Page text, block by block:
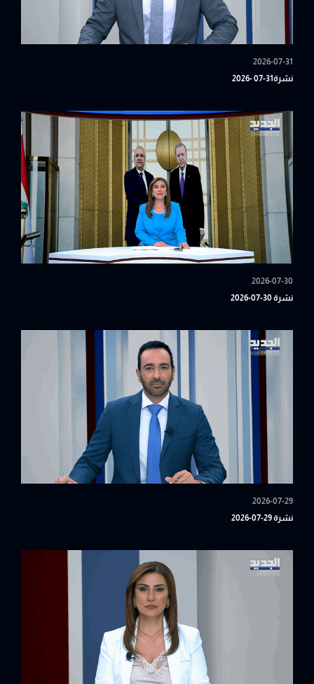
2026-07-31
نشرة31-07 -2026
2026-07-30
نشرة 30-07-2026
2026-07-29
نشرة 29-07-2026